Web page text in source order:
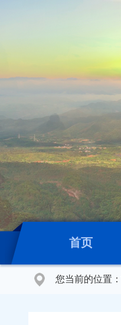
首页
您当前的位置：